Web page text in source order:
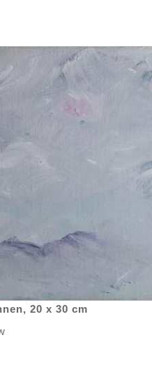
20 x 30 cm